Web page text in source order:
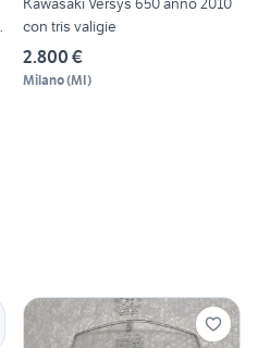
con tris valigie
2.800 €
Milano(MI)